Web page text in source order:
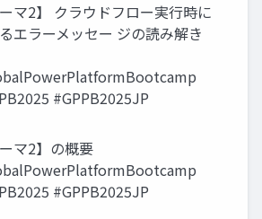
ーマ2】 クラウドフロー実行時に
エラーメッセー ジの読み解き
#GPPB2025JP
ーマ2】の概要
#GPPB2025JP